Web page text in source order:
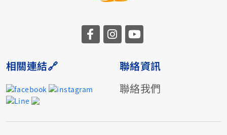
相關連結🔗
聯絡資訊
聯絡我們